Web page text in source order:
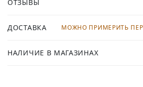
ОТЗЫВЫ
ДОСТАВКА МОЖНО ПРИМЕРИТЬ
НАЛИЧИЕ В МАГАЗИНАХ